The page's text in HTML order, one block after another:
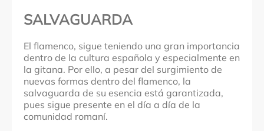
SALVAGUARDA
El flamenco, sigue teniendo una gran importancia
dentro de la cultura española y especialmente en
la gitana. Por ello, a pesar del surgimiento de
nuevas formas dentro del flamenco, la
salvaguarda de su esencia está garantizada,
pues sigue presente en el día a día de la
comunidad romaní.